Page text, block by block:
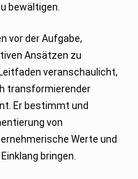
bewältigen.
vor der Aufgabe,
Ansätzen zu
veranschaulicht,
transformierender
Er bestimmt und
von
Werte und
bringen.